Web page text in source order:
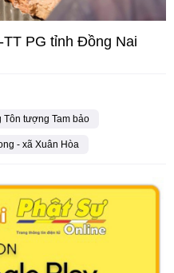
PG tỉnh Đồng Nai
tượng Tam bảo
- xã Xuân Hòa